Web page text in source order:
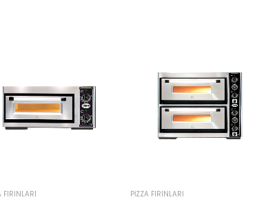
FIRINLARI PIZZA FIRINLARI